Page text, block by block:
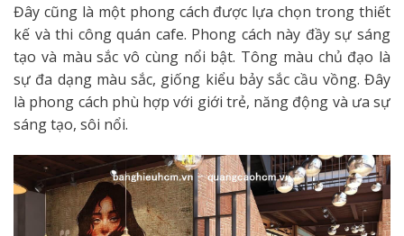
Đây cũng là một phong cách được lựa chọn trong thiết
kế và thi công quán cafe. Phong cách này đầy sự sáng
tạo và màu sắc vô cùng nổi bật. Tông màu chủ đạo là
sự đa dạng màu sắc, giống kiểu bảy sắc cầu vồng. Đây
là phong cách phù hợp với giới trẻ, năng động và ưa sự
sáng tạo, sôi nổi.